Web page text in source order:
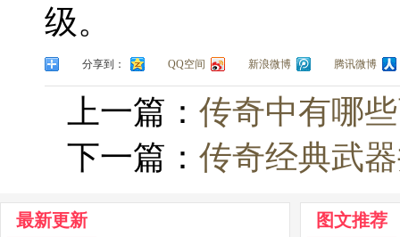
级。
分享到： QQ空间 新浪微博 腾讯微博
上一篇： 传奇中有哪
下一篇： 传奇经典武
最新更新 图文推荐